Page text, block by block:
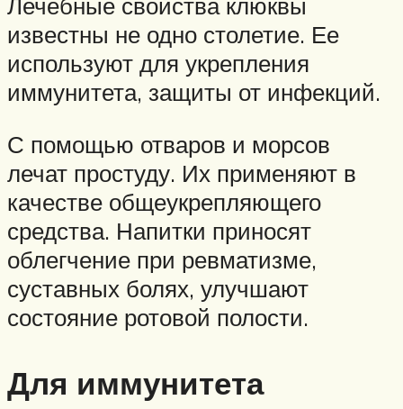
Лечебные свойства клюквы
известны не одно столетие. Ее
используют для укрепления
иммунитета, защиты от инфекций.
С помощью отваров и морсов
лечат простуду. Их применяют в
качестве общеукрепляющего
средства. Напитки приносят
облегчение при ревматизме,
суставных болях, улучшают
состояние ротовой полости.
Для иммунитета